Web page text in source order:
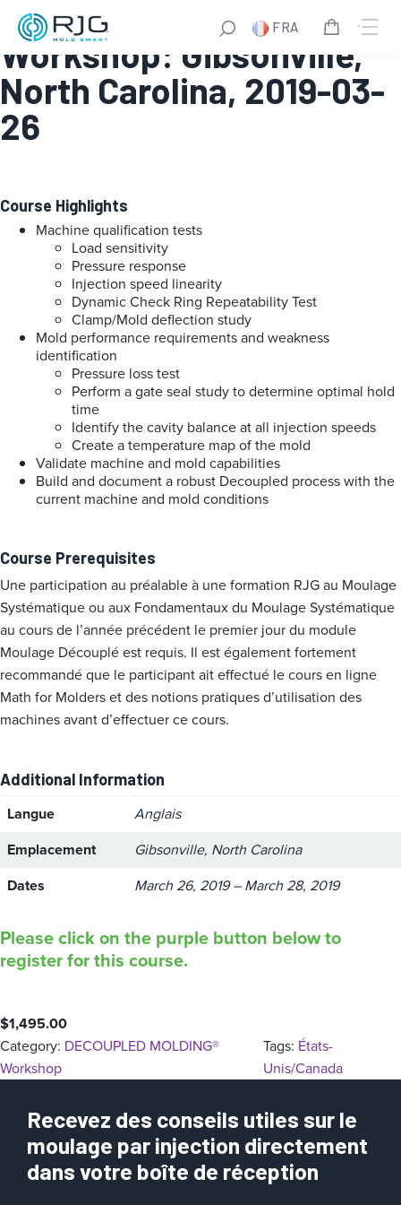
FRA
DECOUPLED MOLDING®
Workshop: Gibsonville,
North Carolina, 2019-03-
26
Course Highlights
Machine qualification tests
Load sensitivity
Pressure response
Injection speed linearity
Dynamic Check Ring Repeatability Test
Clamp/Mold deflection study
Mold performance requirements and weakness
identification
Pressure loss test
Perform a gate seal study to determine optimal hold
time
Identify the cavity balance at all injection speeds
Create a temperature map of the mold
Validate machine and mold capabilities
Build and document a robust Decoupled process with the
current machine and mold conditions
Course Prerequisites
Une participation au préalable à une formation RJG au Moulage
Systématique ou aux Fondamentaux du Moulage Systématique
au cours de l’année précédent le premier jour du module
Moulage Découplé est requis. Il est également fortement
recommandé que le participant ait effectué le cours en ligne
Math for Molders et des notions pratiques d’utilisation des
machines avant d’effectuer ce cours.
Additional Information
Langue
Anglais
Emplacement
Gibsonville, North Carolina
Dates
March 26, 2019 – March 28, 2019
Please click on the purple button below to
register for this course.
$1,495.00
Category: DECOUPLED MOLDING®
Workshop
Tags: États-
Unis/Canada
Recevez des conseils utiles sur le
moulage par injection directement
dans votre boîte de réception